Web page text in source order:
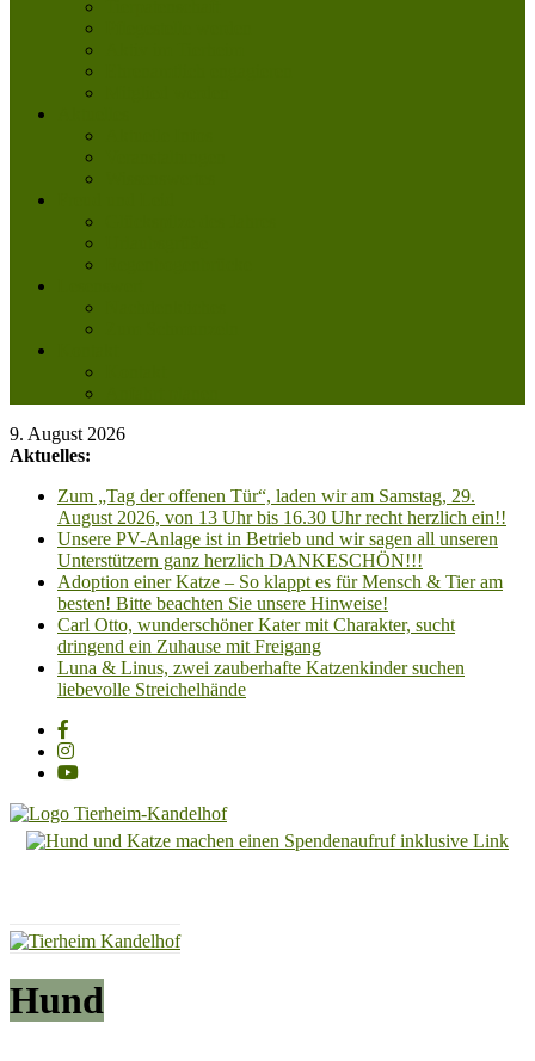
9. August 2026
Aktuelles:
Zum „Tag der offenen Tür“, laden wir am Samstag, 29.
August 2026, von 13 Uhr bis 16.30 Uhr recht herzlich ein!!
Unsere PV-Anlage ist in Betrieb und wir sagen all unseren
Unterstützern ganz herzlich DANKESCHÖN!!!
Adoption einer Katze – So klappt es für Mensch & Tier am
besten! Bitte beachten Sie unsere Hinweise!
Carl Otto, wunderschöner Kater mit Charakter, sucht
dringend ein Zuhause mit Freigang
Luna & Linus, zwei zauberhafte Katzenkinder suchen
liebevolle Streichelhände
Tierheim
Hoffnung
für
Tiere
Hund